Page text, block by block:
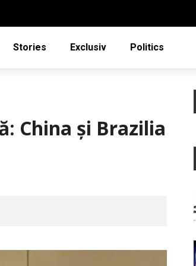
Stories Exclusiv Politics
China și Brazilia